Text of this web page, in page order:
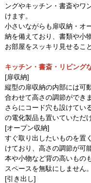
ングやキッチン・書斎やワ
けます。
小さいながらも扉収納・オ
納を備えており、書類や小
お部屋をスッキリ見せるこ
キッチン・書斎・リビング
[扉収納]
縦型の扉収納の内部には可
合わせて高さの調節ができま
さらにコード穴も設けてい
の電化製品も置いていただ
[オープン収納]
すぐ取り出したいものを置
けており、高さの調節が可能
本や小物など背の高いもの
スペースを無駄にしません。
[引き出し]